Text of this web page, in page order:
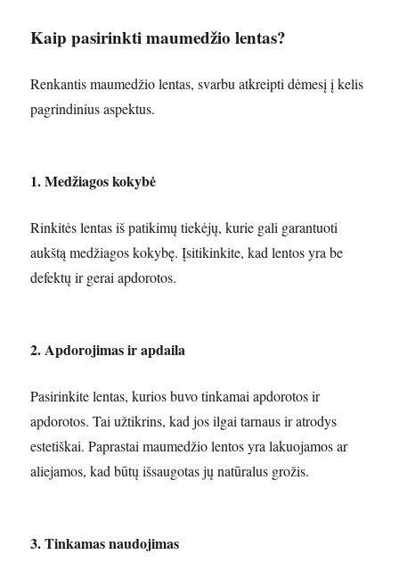
Kaip pasirinkti maumedžio lentas?
Renkantis maumedžio lentas, svarbu atkreipti dėmesį į kelis
pagrindinius aspektus.
1. Medžiagos kokybė
Rinkitės lentas iš patikimų tiekėjų, kurie gali garantuoti
aukštą medžiagos kokybę. Įsitikinkite, kad lentos yra be
defektų ir gerai apdorotos.
2. Apdorojimas ir apdaila
Pasirinkite lentas, kurios buvo tinkamai apdorotos ir
apdorotos. Tai užtikrins, kad jos ilgai tarnaus ir atrodys
estetiškai. Paprastai maumedžio lentos yra lakuojamos ar
aliejamos, kad būtų išsaugotas jų natūralus grožis.
3. Tinkamas naudojimas